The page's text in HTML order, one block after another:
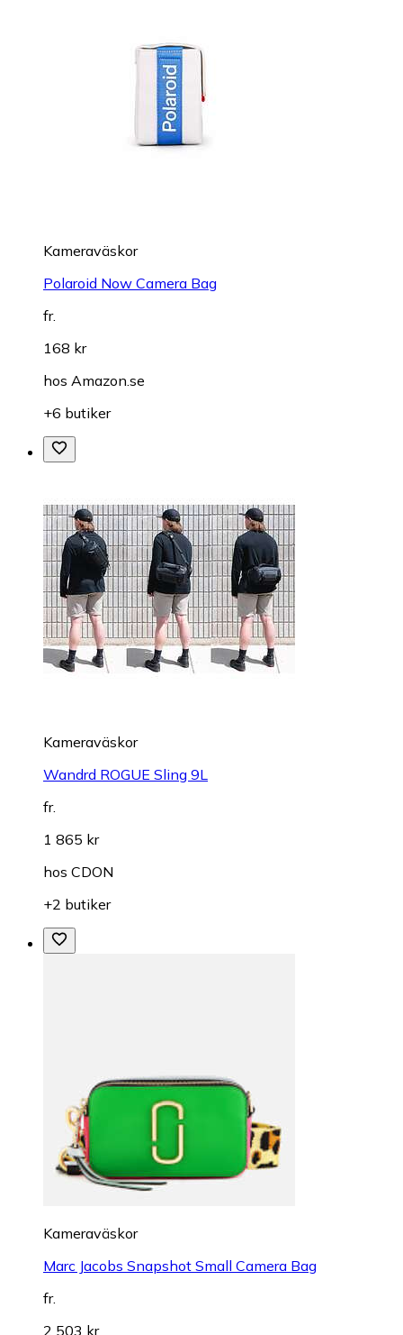
Kameraväskor
Polaroid Now Camera Bag
fr.
168 kr
hos Amazon.se
+6 butiker
Kameraväskor
Wandrd ROGUE Sling 9L
fr.
1 865 kr
hos CDON
+2 butiker
Kameraväskor
Marc Jacobs Snapshot Small Camera Bag
fr.
2 503 kr